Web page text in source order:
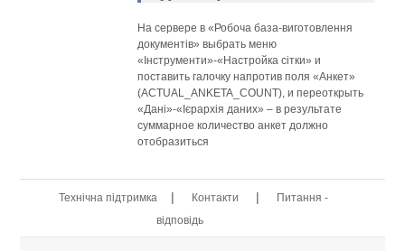
На сервере в «Робоча база-виготовлення
документів» выбрать меню
«Інструменти»-«Настройка сітки» и
поставить галочку напротив поля «Анкет»
(ACTUAL_ANKETA_COUNT), и переоткрыть
«Дані»-«Ієрархія даних» – в результате
суммарное количество анкет должно
отобразиться
Технічна підтримка | Контакти |
Питання -
відповідь